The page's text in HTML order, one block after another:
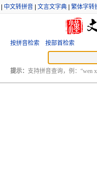
中文转拼音 文言文字典 繁体字转
按拼音检索 按部首检索
提示： 支持拼音查询，例：“wen